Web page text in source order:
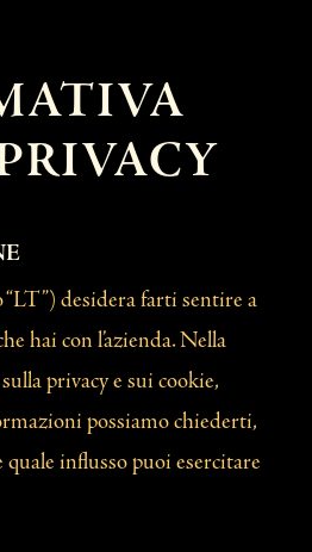
desidera farti sentire a
hai con l’azienda. Nella
privacy e sui cookie,
possiamo chiederti,
quale influsso puoi esercitare